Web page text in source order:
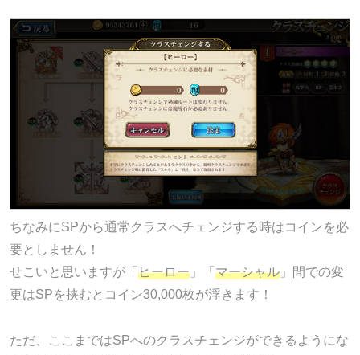
ちなみにSPから通常クラスへチェンジする時はコインを必
要としません！
せこいと思いますが「 ヒーロー 」「 マーシャル 」間での変
更はSPを挟むとコイン30,000枚が浮きます！
ただ、ここまではSPへのクラスチェンジができるようにな